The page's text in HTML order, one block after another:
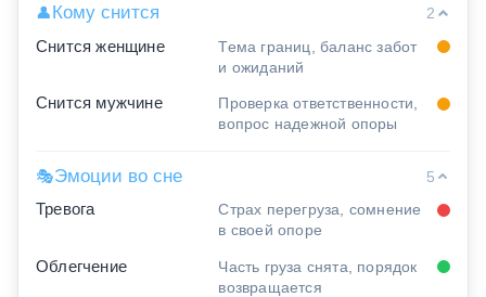
👤Кому снится
2
Снится женщине
Тема границ, баланс забот
и ожиданий
Снится мужчине
Проверка ответственности,
вопрос надежной опоры
🎭Эмоции во сне
5
Тревога
Страх перегруза, сомнение
в своей опоре
Облегчение
Часть груза снята, порядок
возвращается